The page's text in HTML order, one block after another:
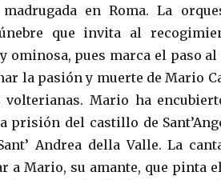
en Roma. La
que invita al
ominosa, pues marca el paso
la pasión y muerte de Mario
Mario ha
prisión del castillo de
Andrea della Valle. La
a Mario, su amante, que pinta